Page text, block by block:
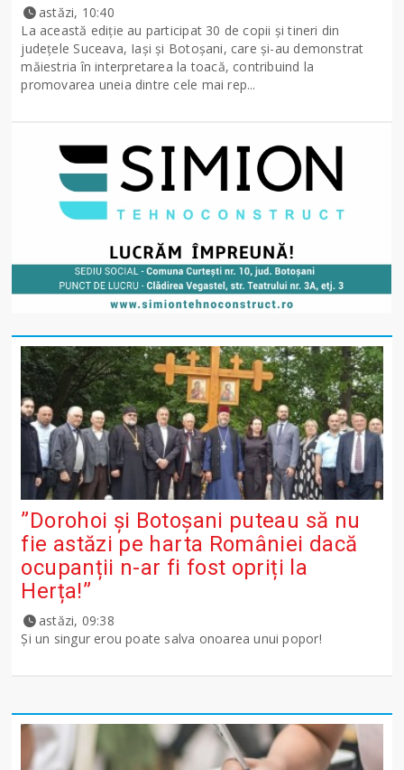
astăzi, 10:40
La această ediție au participat 30 de copii și tineri din
județele Suceava, Iași și Botoșani, care și-au demonstrat
măiestria în interpretarea la toacă, contribuind la
promovarea uneia dintre cele mai rep...
”Dorohoi și Botoșani puteau să nu
fie astăzi pe harta României dacă
ocupanții n-ar fi fost opriți la
Herța!”
astăzi, 09:38
Și un singur erou poate salva onoarea unui popor!